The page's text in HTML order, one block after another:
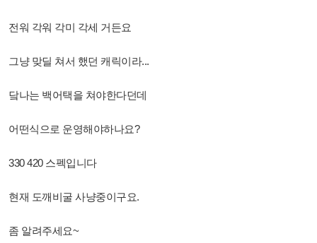
전워 각워 각미 각세 거든요
그냥 맞딜 쳐서 했던 캐릭이라...
닼나는 백어택을 쳐야한다던데
어떤식으로 운영해야하나요?
330 420 스펙입니다
현재 도깨비굴 사냥중이구요.
좀 알려주세요~